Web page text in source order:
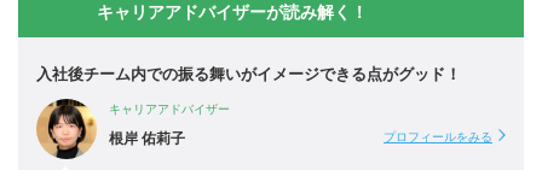
キャリアアドバイザーが読み解く！
入社後チーム内での振る舞いがイメージできる点がグッド！
キャリアアドバイザー
根岸 佑莉子 プロフィールをみる